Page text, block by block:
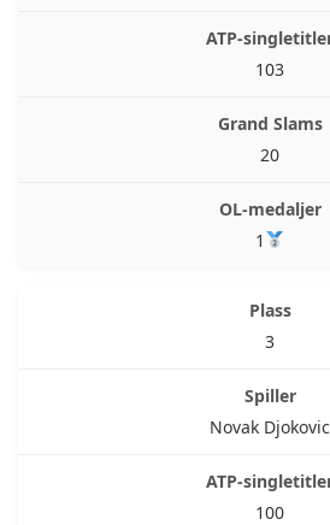
103
20
1
3
Novak Djokovic
100